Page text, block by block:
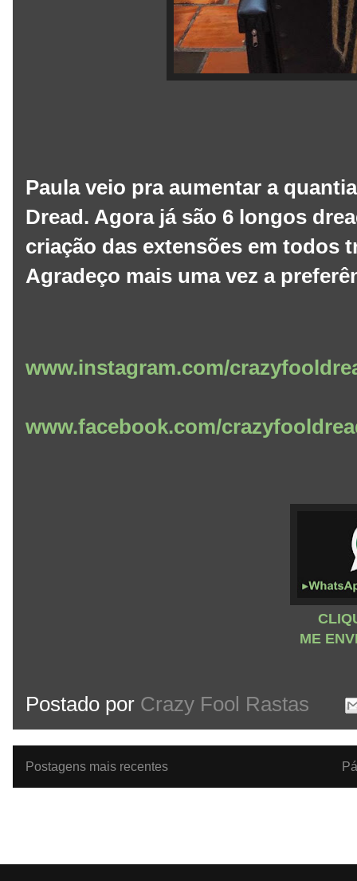
Paula veio pra aumentar a
Dread. Agora já são 6 longos
criação das extensões em todos
Agradeço mais uma vez a
www.instagram.com/
www.facebook.com/
ME
Postado por Crazy Fool Rastas
Postagens mais recentes